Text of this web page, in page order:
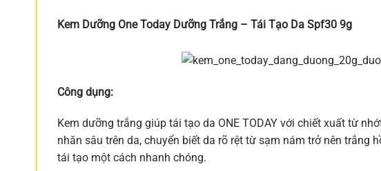
Kem Dưỡng One Today Dưỡng Trắng – Tái Tạo Da Spf30 9g
Công dụng:
Kem dưỡng trắng giúp tái tạo da ONE TODAY với chiết xuất từ
nhăn sâu trên da, chuyển biết da rõ rệt từ sạm nám trở nên
tái tạo một cách nhanh chóng.